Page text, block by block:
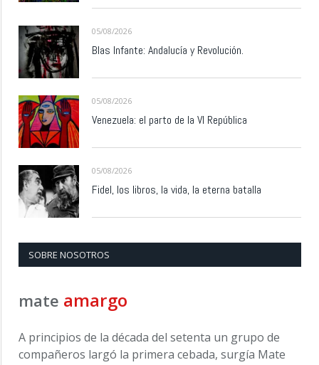
05/08/2026
Blas Infante: Andalucía y Revolución.
05/08/2026
Venezuela: el parto de la VI República
05/08/2026
Fidel, los libros, la vida, la eterna batalla
SOBRE NOSOTROS
mate amargo
A principios de la década del setenta un grupo de
compañeros largó la primera cebada, surgía Mate